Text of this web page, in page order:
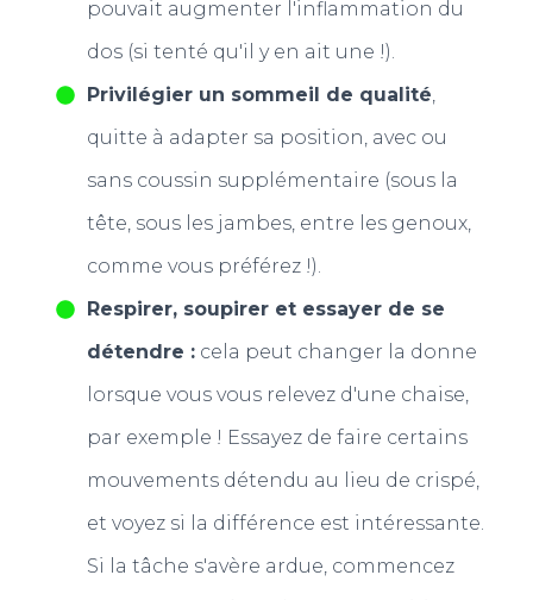
pouvait augmenter l'inflammation du
dos (si tenté qu'il y en ait une !).
Privilégier un sommeil de qualité,
quitte à adapter sa position, avec ou
sans coussin supplémentaire (sous la
tête, sous les jambes, entre les genoux,
comme vous préférez !).
Respirer, soupirer et essayer de se
détendre :cela peut changer la donne
lorsque vous vous relevez d'une chaise,
par exemple ! Essayez de faire certains
mouvements détendu au lieu de crispé,
et voyez si la différence est intéressante.
Si la tâche s'avère ardue, commencez